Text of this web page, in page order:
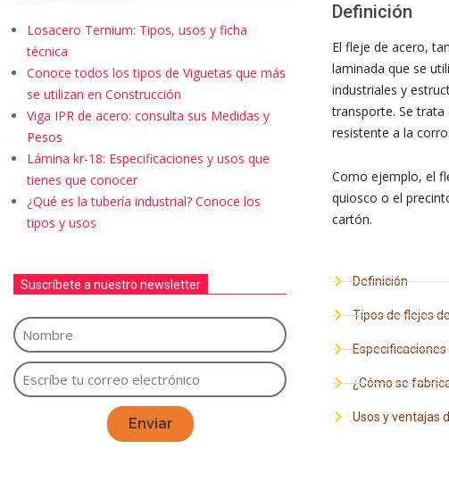
Definición
El fleje de acero,
laminada que se
industriales y
transporte. Se trata
resistente a la
Como ejemplo, el
quiosco o el
cartón.
Definición
Tipos de flejes
¿Cómo se
Usos y ventajas
Losacero Ternium: Tipos, usos y ficha
técnica
Conoce todos los tipos de Viguetas que más
se utilizan en Construcción
Viga IPR de acero: consulta sus Medidas y
Pesos
Lámina kr-18: Especificaciones y usos que
tienes que conocer
¿Qué es la tubería industrial? Conoce los
tipos y usos
Suscríbete a nuestro newsletter
Enviar